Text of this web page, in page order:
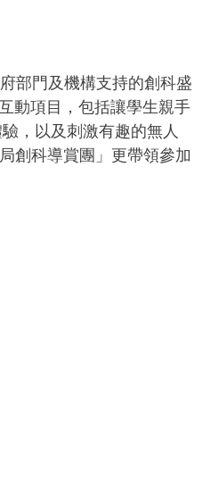
部門及機構支持的創科盛
動項目，包括讓學生親手
，以及刺激有趣的無人
創科導賞團」更帶領參加